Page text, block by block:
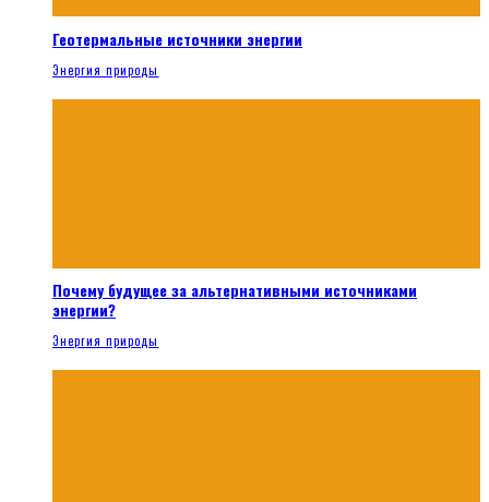
Геотермальные источники энергии
Энергия природы
Почему будущее за альтернативными источниками
энергии?
Энергия природы